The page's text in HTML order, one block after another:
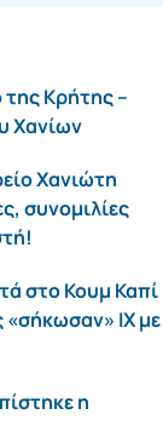
Κρήτης –
Χανίων
Χανιώτη
συνομιλίες
στο Κουμ Καπί
ΙΧ με
η